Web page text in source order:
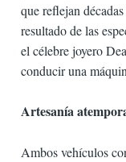
que reflejan
resultado de las
el célebre joyero
conducir una
Artesanía
Ambos vehículos